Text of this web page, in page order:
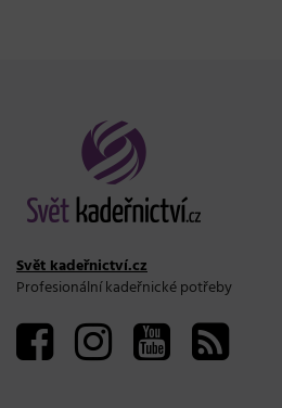
Svět kadeřnictví.cz
Profesionální kadeřnické potřeby